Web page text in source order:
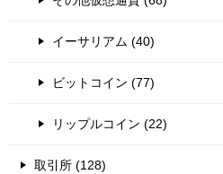
イーサリアム (40)
ビットコイン (77)
リップルコイン (22)
取引所 (128)